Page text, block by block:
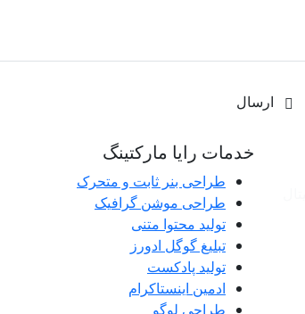
خدمات رایا مارکتینگ
طراحی بنر ثابت و متحرک
طراحی موشن گرافیک
تولید محتوا متنی
تبلیغ گوگل ادورز
تولید پادکست
ادمین اینستاکرام
طراحی لوگو